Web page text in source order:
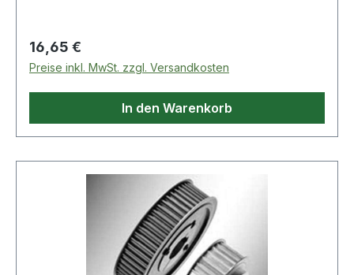
Regulärer Preis:
16,65 €
Preise inkl. MwSt. zzgl. Versandkosten
In den Warenkorb